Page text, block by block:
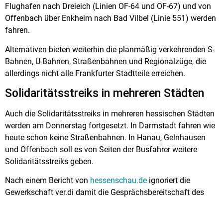
Flughafen nach Dreieich (Linien OF-64 und OF-67) und von
Offenbach über Enkheim nach Bad Vilbel (Linie 551) werden
fahren.
Alternativen bieten weiterhin die planmäßig verkehrenden S-
Bahnen, U-Bahnen, Straßenbahnen und Regionalzüge, die
allerdings nicht alle Frankfurter Stadtteile erreichen.
Solidaritätsstreiks in mehreren Städten
Auch die Solidaritätsstreiks in mehreren hessischen Städten
werden am Donnerstag fortgesetzt. In Darmstadt fahren wie
heute schon keine Straßenbahnen. In Hanau, Gelnhausen
und Offenbach soll es von Seiten der Busfahrer weitere
Solidaritätsstreiks geben.
Nach einem Bericht von hessenschau.de ignoriert die
Gewerkschaft ver.di damit die Gesprächsbereitschaft des